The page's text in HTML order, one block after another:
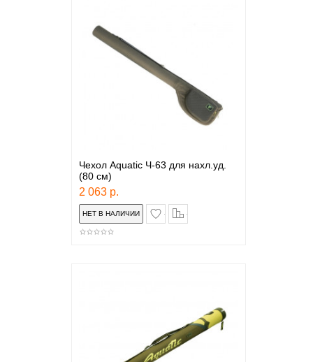
Чехол Aquatic Ч-63 для нахл.уд.
(80 см)
2 063 р.
в закладки